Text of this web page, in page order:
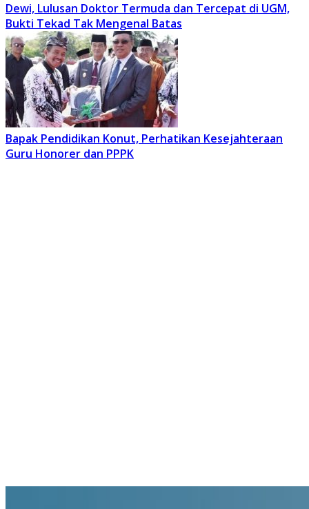
Dewi, Lulusan Doktor Termuda dan Tercepat di UGM,
Bukti Tekad Tak Mengenal Batas
Bapak Pendidikan Konut, Perhatikan Kesejahteraan
Guru Honorer dan PPPK